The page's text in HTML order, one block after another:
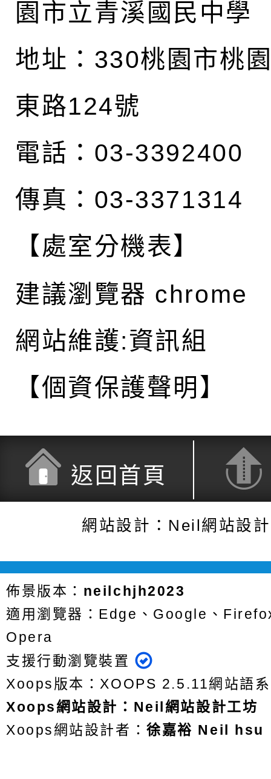
園市立青溪國民中學
地址： 330桃園市桃
東路124號
電話：03-3392400
傳真：03-3371314
【處室分機表】
建議瀏覽器 chrome
網站維護:資訊組
【個資保護聲明】
返回首頁
網站設計：Neil網站設
佈景版本： neilchjh2023
適用瀏覽器：Edge、Google、
Opera
支援行動瀏覽裝置
Xoops版本：XOOPS 2.5.11網站語
Xoops網站設計 ： Neil網站設計工坊
Xoops網站設計者：徐嘉裕 Neil hsu